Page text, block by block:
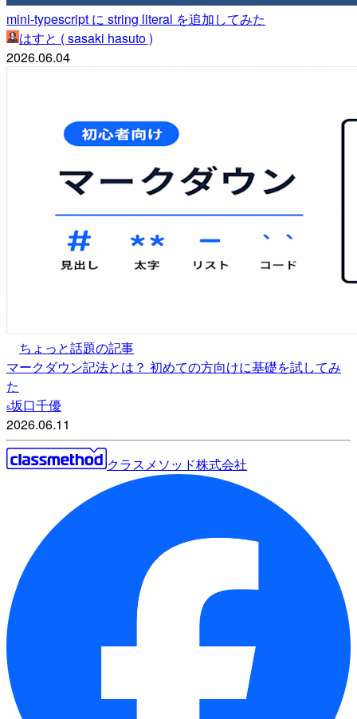
mini-typescript に string literal を追加してみた
はすと ( sasaki hasuto )
2026.06.04
ちょっと話題の記事
マークダウン記法とは？ 初めての方向けに基礎を試してみ
た
s坂口千優
2026.06.11
クラスメソッド株式会社